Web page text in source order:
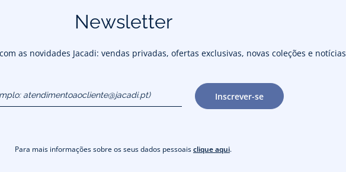
Newsletter
as novidades Jacadi: vendas privadas, ofertas exclusivas, novas coleções e notícias
Inscrever-se
Para mais informações sobre os seus dados pessoaisclique aqui.